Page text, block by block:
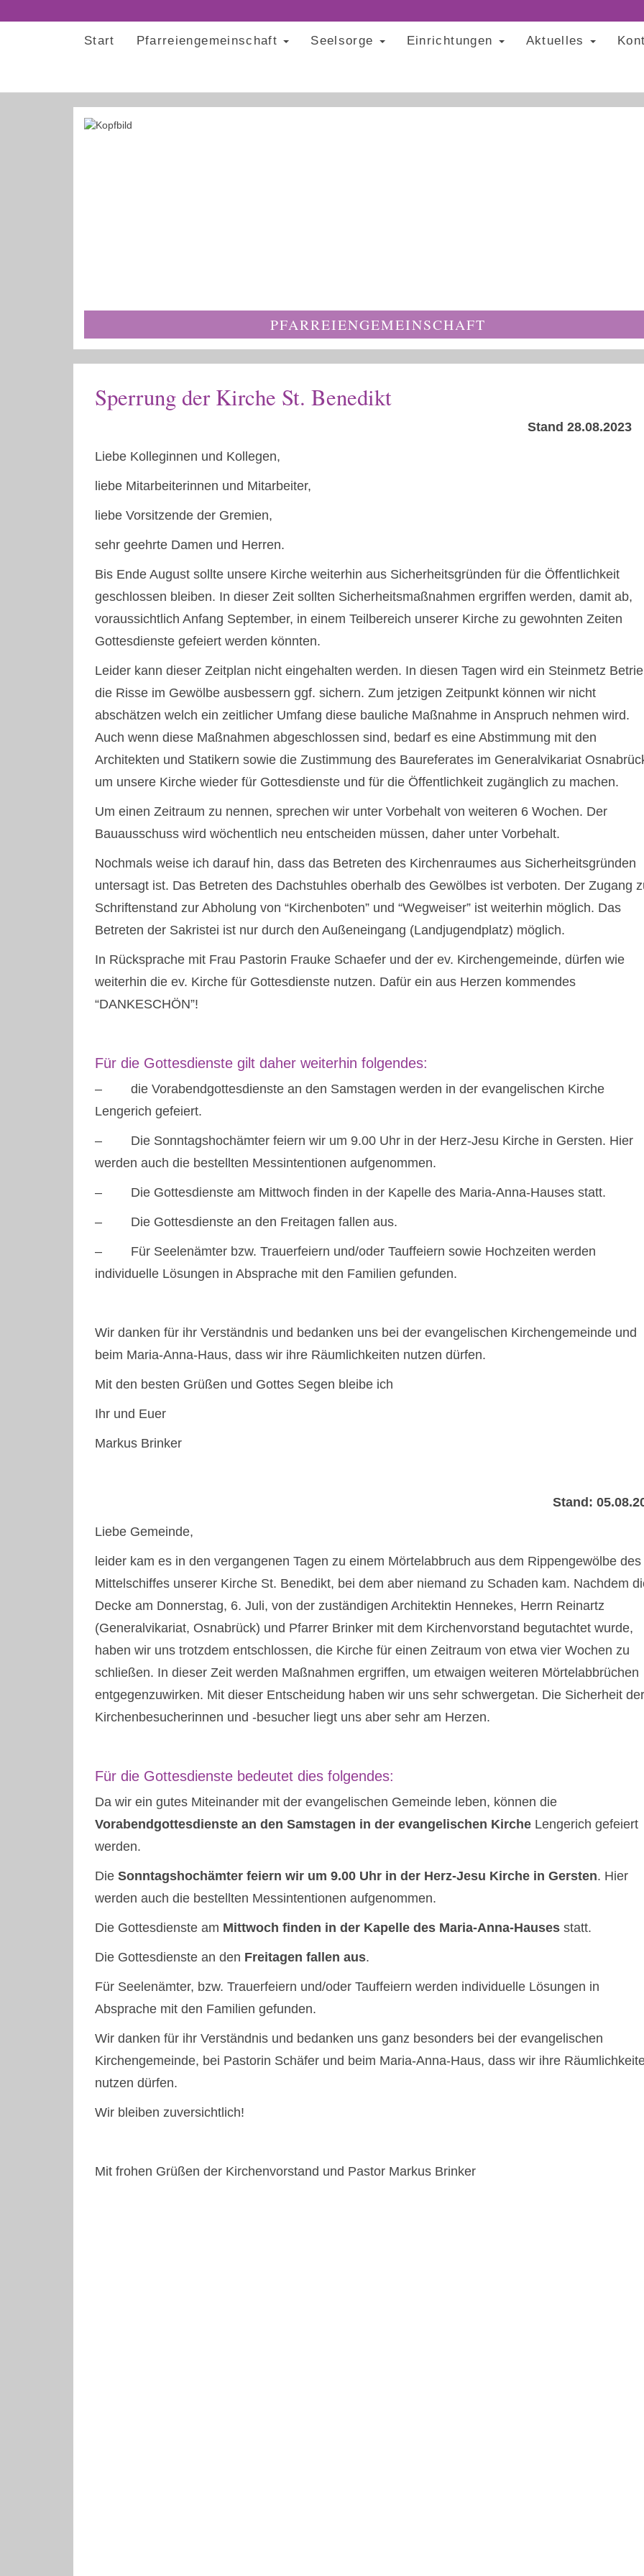
Start Pfarreiengemeinschaft Seelsorge Einrichtungen Aktuelles
PFARREIENGEMEINSCHAFT
Sperrung der Kirche St. Benedikt
Stand 28.08.2023
Liebe Kolleginnen und Kollegen,
liebe Mitarbeiterinnen und Mitarbeiter,
liebe Vorsitzende der Gremien,
sehr geehrte Damen und Herren.
Bis Ende August sollte unsere Kirche weiterhin aus Sicherheitsgründen für die Öffentlichkeit
geschlossen bleiben. In dieser Zeit sollten Sicherheitsmaßnahmen ergriffen werden, damit ab,
voraussichtlich Anfang September, in einem Teilbereich unserer Kirche zu gewohnten Zeiten
Gottesdienste gefeiert werden könnten.
Leider kann dieser Zeitplan nicht eingehalten werden. In diesen Tagen wird ein Steinmetz
die Risse im Gewölbe ausbessern ggf. sichern. Zum jetzigen Zeitpunkt können wir nicht
abschätzen welch ein zeitlicher Umfang diese bauliche Maßnahme in Anspruch nehmen wird.
Auch wenn diese Maßnahmen abgeschlossen sind, bedarf es eine Abstimmung mit den
Architekten und Statikern sowie die Zustimmung des Baureferates im Generalvikariat
um unsere Kirche wieder für Gottesdienste und für die Öffentlichkeit zugänglich zu machen.
Um einen Zeitraum zu nennen, sprechen wir unter Vorbehalt von weiteren 6 Wochen. Der
Bauausschuss wird wöchentlich neu entscheiden müssen, daher unter Vorbehalt.
Nochmals weise ich darauf hin, dass das Betreten des Kirchenraumes aus Sicherheitsgründen
untersagt ist. Das Betreten des Dachstuhles oberhalb des Gewölbes ist verboten. Der Zugang
Schriftenstand zur Abholung von “Kirchenboten” und “Wegweiser” ist weiterhin möglich. Das
Betreten der Sakristei ist nur durch den Außeneingang (Landjugendplatz) möglich.
In Rücksprache mit Frau Pastorin Frauke Schaefer und der ev. Kirchengemeinde, dürfen wie
weiterhin die ev. Kirche für Gottesdienste nutzen. Dafür ein aus Herzen kommendes
“DANKESCHÖN”!
Für die Gottesdienste gilt daher weiterhin folgendes:
– die Vorabendgottesdienste an den Samstagen werden in der evangelischen Kirche
Lengerich gefeiert.
– Die Sonntagshochämter feiern wir um 9.00 Uhr in der Herz-Jesu Kirche in Gersten. Hier
werden auch die bestellten Messintentionen aufgenommen.
– Die Gottesdienste am Mittwoch finden in der Kapelle des Maria-Anna-Hauses statt.
– Die Gottesdienste an den Freitagen fallen aus.
– Für Seelenämter bzw. Trauerfeiern und/oder Tauffeiern sowie Hochzeiten werden
individuelle Lösungen in Absprache mit den Familien gefunden.
Wir danken für ihr Verständnis und bedanken uns bei der evangelischen Kirchengemeinde und
beim Maria-Anna-Haus, dass wir ihre Räumlichkeiten nutzen dürfen.
Mit den besten Grüßen und Gottes Segen bleibe ich
Ihr und Euer
Markus Brinker
Stand:
Liebe Gemeinde,
leider kam es in den vergangenen Tagen zu einem Mörtelabbruch aus dem Rippengewölbe des
Mittelschiffes unserer Kirche St. Benedikt, bei dem aber niemand zu Schaden kam. Nachdem
Decke am Donnerstag, 6. Juli, von der zuständigen Architektin Hennekes, Herrn Reinartz
(Generalvikariat, Osnabrück) und Pfarrer Brinker mit dem Kirchenvorstand begutachtet wurde,
haben wir uns trotzdem entschlossen, die Kirche für einen Zeitraum von etwa vier Wochen zu
schließen. In dieser Zeit werden Maßnahmen ergriffen, um etwaigen weiteren Mörtelabbrüchen
entgegenzuwirken. Mit dieser Entscheidung haben wir uns sehr schwergetan. Die Sicherheit der
Kirchenbesucherinnen und -besucher liegt uns aber sehr am Herzen.
Für die Gottesdienste bedeutet dies folgendes:
Da wir ein gutes Miteinander mit der evangelischen Gemeinde leben, können die
Vorabendgottesdienste an den Samstagen in der evangelischen Kirche Lengerich gefeiert
werden.
Die Sonntagshochämter feiern wir um 9.00 Uhr in der Herz-Jesu Kirche in Gersten. Hier
werden auch die bestellten Messintentionen aufgenommen.
Die Gottesdienste am Mittwoch finden in der Kapelle des Maria-Anna-Hauses statt.
Die Gottesdienste an den Freitagen fallen aus.
Für Seelenämter, bzw. Trauerfeiern und/oder Tauffeiern werden individuelle Lösungen in
Absprache mit den Familien gefunden.
Wir danken für ihr Verständnis und bedanken uns ganz besonders bei der evangelischen
Kirchengemeinde, bei Pastorin Schäfer und beim Maria-Anna-Haus, dass wir ihre
nutzen dürfen.
Wir bleiben zuversichtlich!
Mit frohen Grüßen der Kirchenvorstand und Pastor Markus Brinker